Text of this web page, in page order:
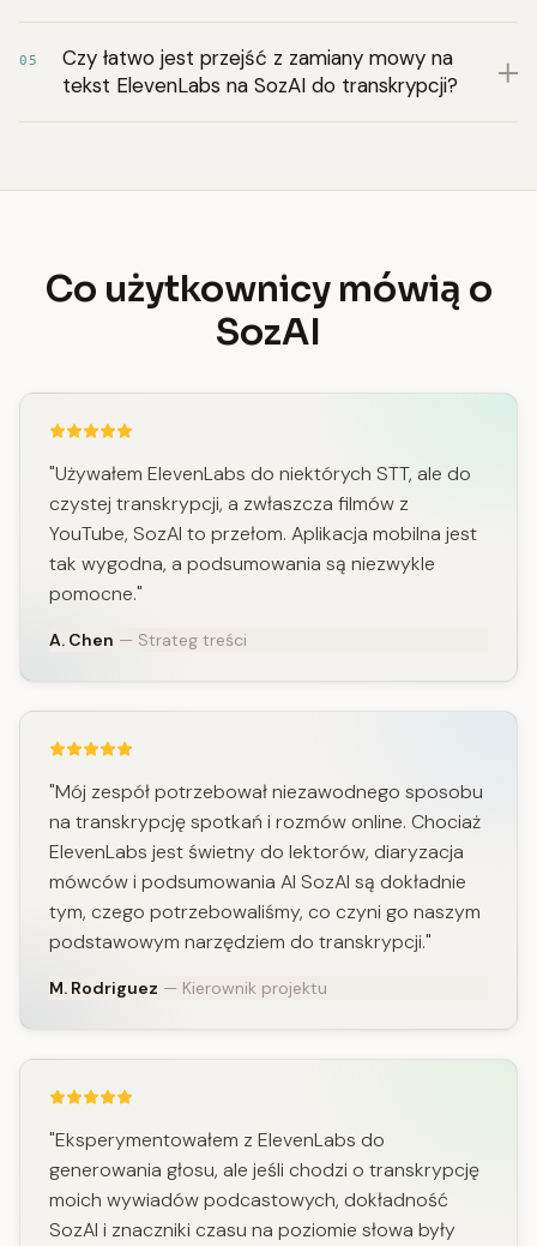
05
Czy łatwo jest przejść z zamiany mowy na
tekst ElevenLabs na SozAI do transkrypcji?
Co użytkownicy mówią o
SozAI
"Używałem ElevenLabs do niektórych STT, ale do
czystej transkrypcji, a zwłaszcza filmów z
YouTube, SozAI to przełom. Aplikacja mobilna jest
tak wygodna, a podsumowania są niezwykle
pomocne."
A. Chen — Strateg treści
"Mój zespół potrzebował niezawodnego sposobu
na transkrypcję spotkań i rozmów online. Chociaż
ElevenLabs jest świetny do lektorów, diaryzacja
mówców i podsumowania AI SozAI są dokładnie
tym, czego potrzebowaliśmy, co czyni go naszym
podstawowym narzędziem do transkrypcji."
M. Rodriguez — Kierownik projektu
"Eksperymentowałem z ElevenLabs do
generowania głosu, ale jeśli chodzi o transkrypcję
moich wywiadów podcastowych, dokładność
SozAI i znaczniki czasu na poziomie słowa były